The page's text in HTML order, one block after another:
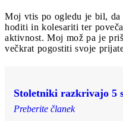
Moj vtis po ogledu je bil,
hoditi in kolesariti ter
aktivnost. Moj mož pa je
večkrat pogostiti svoje
Stoletniki razkrivajo 5
Preberite članek